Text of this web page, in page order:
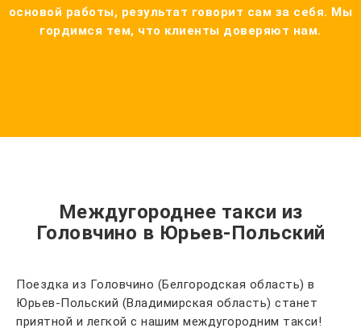
основой работы, результат говорит сам за себя. Мы
гордимся тем, что клиенты доверяют нам.
Междугороднее такси из
Головчино в Юрьев-Польский
Поездка из Головчино (Белгородская область) в
Юрьев-Польский (Владимирская область) станет
приятной и легкой с нашим междугородним такси!